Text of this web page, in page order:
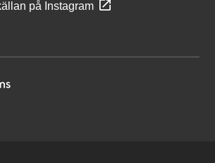
på Instagram